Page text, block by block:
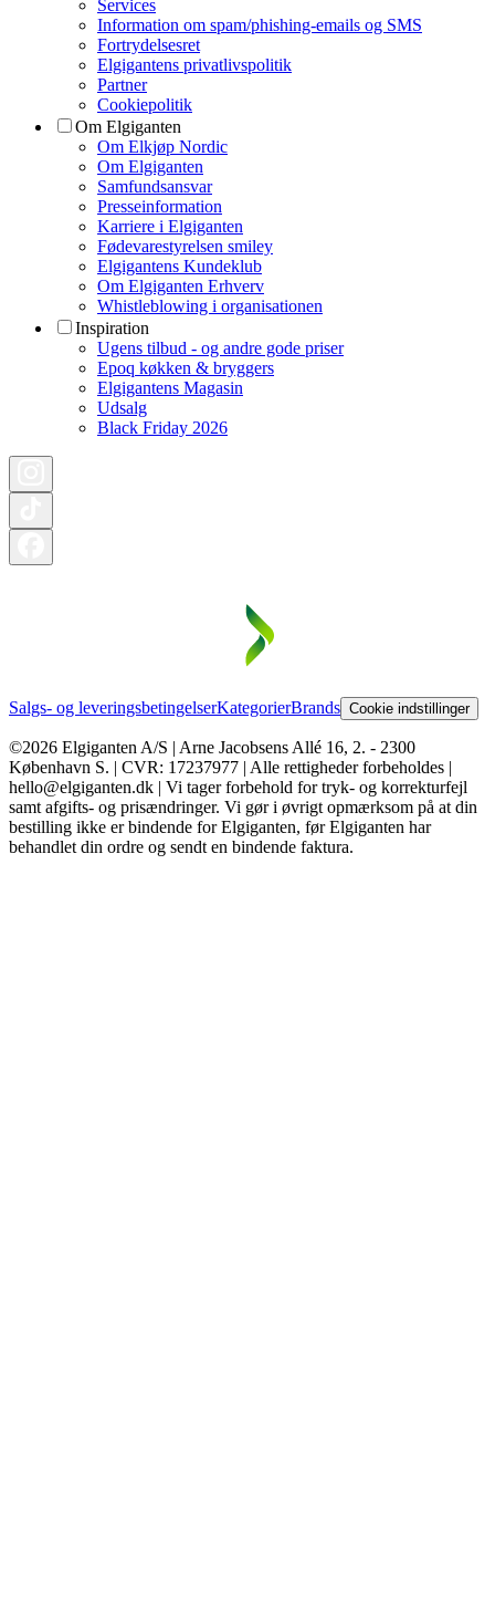
Services
Information om spam/phishing-emails og SMS
Fortrydelsesret
Elgigantens privatlivspolitik
Partner
Cookiepolitik
Om Elgiganten
Om Elkjøp Nordic
Om Elgiganten
Samfundsansvar
Presseinformation
Karriere i Elgiganten
Fødevarestyrelsen smiley
Elgigantens Kundeklub
Om Elgiganten Erhverv
Whistleblowing i organisationen
Inspiration
Ugens tilbud - og andre gode priser
Epoq køkken & bryggers
Elgigantens Magasin
Udsalg
Black Friday 2026
Salgs- og leveringsbetingelserKategorierBrands Cookie indstillinger
©2026 Elgiganten A/S | Arne Jacobsens Allé 16, 2. - 2300
København S. | CVR: 17237977 | Alle rettigheder forbeholdes |
hello@elgiganten.dk | Vi tager forbehold for tryk- og korrekturfejl
samt afgifts- og prisændringer. Vi gør i øvrigt opmærksom på at din
bestilling ikke er bindende for Elgiganten, før Elgiganten har
behandlet din ordre og sendt en bindende faktura.